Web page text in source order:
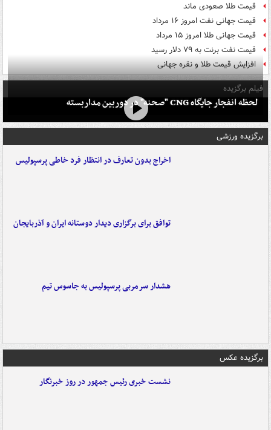
قیمت طلا صعودی ماند
قیمت جهانی نفت امروز ۱۶ مرداد
قیمت جهانی طلا امروز ۱۵ مرداد
قیمت نفت برنت به ۷۹ دلار رسید
افزایش قیمت طلا و نقره جهانی
فیلم برگزیده
لحظه انفجار جایگاه CNG "صحنه" در دوربین مداربسته
برگزیده ورزشی
اخراج بدون تعارف در انتظار فرد خاطی پرسپولیس
توافق برای برگزاری دیدار دوستانه ایران و آذربایجان
هشدار سرمربی پرسپولیس به جاسوس تیم
برگزیده عکس
نشست خبری رئیس جمهور در روز خبرنگار